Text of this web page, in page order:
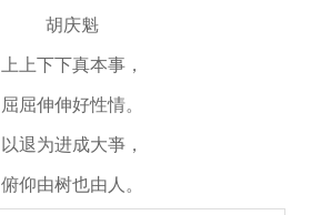
胡庆魁
上上下下真本事，
屈屈伸伸好性情。
以退为进成大亊，
俯仰由树也由人。